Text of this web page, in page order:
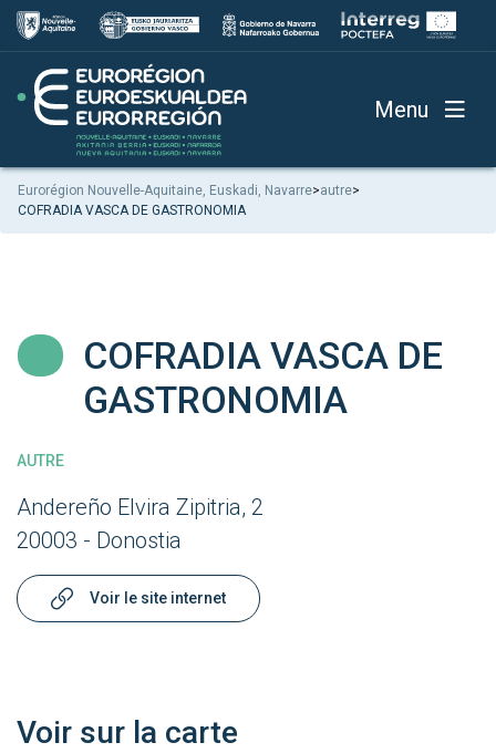
Menu
Eurorégion Nouvelle-Aquitaine, Euskadi, Navarre>autre>
COFRADIA VASCA DE GASTRONOMIA
COFRADIA VASCA DE
GASTRONOMIA
AUTRE
Andereño Elvira Zipitria, 2
20003 - Donostia
Voir le site internet
Voir sur la carte